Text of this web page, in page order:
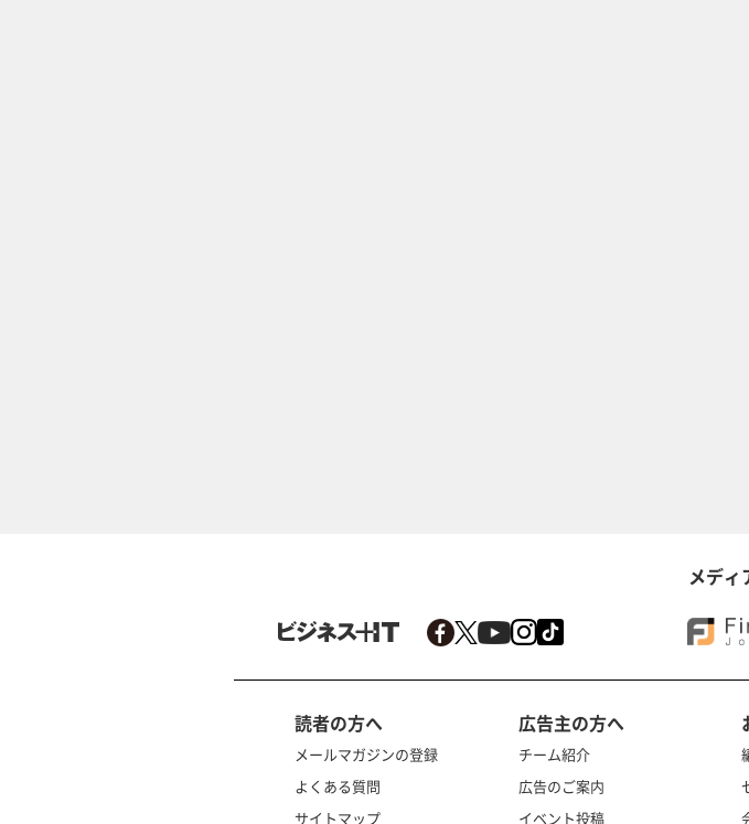
メディ
読者の方へ
メールマガジンの登録
よくある質問
サイトマップ
広告主の方へ
チーム紹介
広告のご案内
イベント投稿